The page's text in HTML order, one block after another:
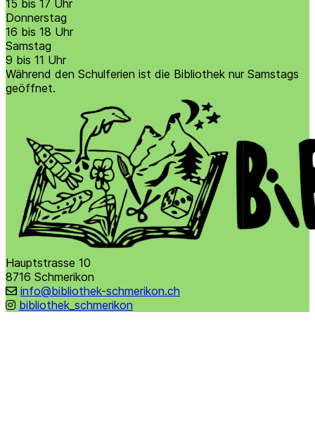
15 bis 17 Uhr
Donnerstag
16 bis 18 Uhr
Samstag
9 bis 11 Uhr
Während den Schulferien ist die Bibliothek nur Samstags
geöffnet.
Hauptstrasse 10
8716 Schmerikon
info@bibliothek-schmerikon.ch
bibliothek_schmerikon